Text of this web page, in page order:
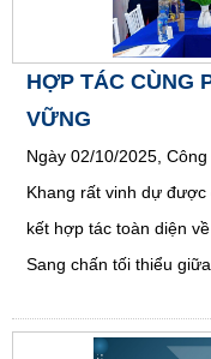
HỢP TÁC CÙNG
VỮNG
Ngày 02/10/2025,
Khang rất vinh dự
kết hợp tác toàn diện
Sang chấn tối thiểu